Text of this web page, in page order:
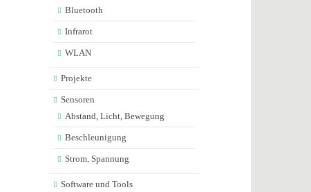
Bluetooth
Infrarot
WLAN
Projekte
Sensoren
Abstand, Licht, Bewegung
Beschleunigung
Strom, Spannung
Software und Tools